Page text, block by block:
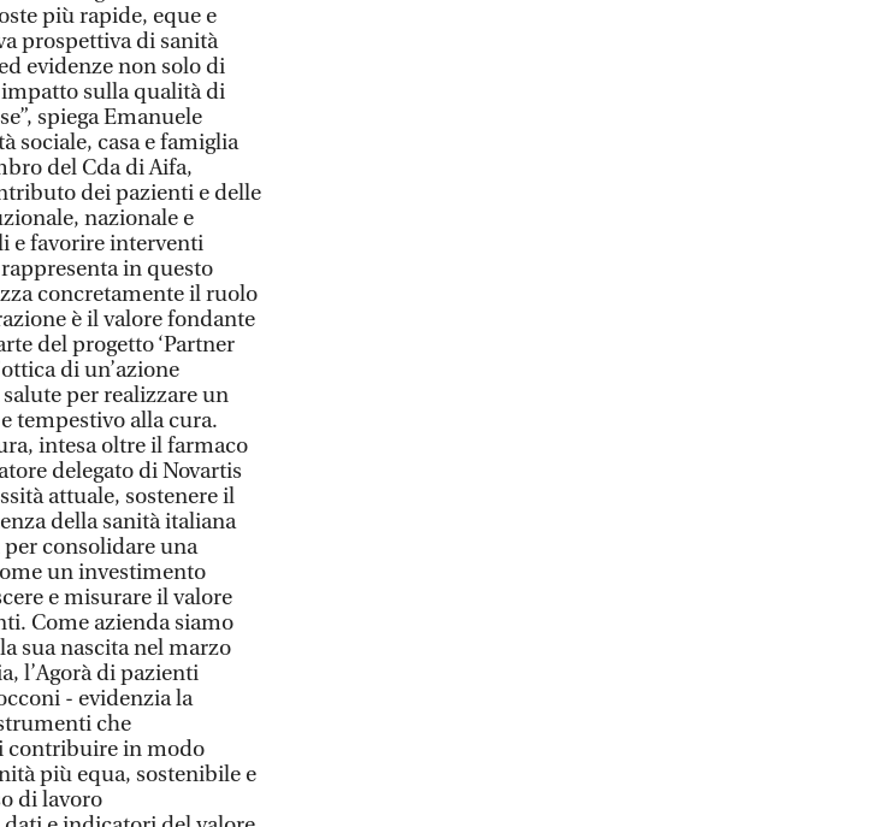
più rapide, eque e
prospettiva di sanità
evidenze non solo di
sulla qualità di
spiega Emanuele
sociale, casa e famiglia
del Cda di Aifa,
dei pazienti e delle
nazionale e
e favorire interventi
in questo
concretamente il ruolo
è il valore fondante
del progetto ‘Partner
di un’azione
per realizzare un
tempestivo alla cura.
intesa oltre il farmaco
delegato di Novartis
attuale, sostenere il
della sanità italiana
consolidare una
un investimento
e misurare il valore
Come azienda siamo
sua nascita nel marzo
l’Agorà di pazienti
- evidenzia la
che
contribuire in modo
più equa, sostenibile e
di lavoro